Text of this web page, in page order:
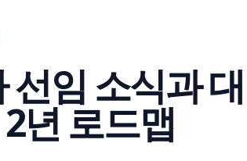
임 소식과 대
년 로드맵